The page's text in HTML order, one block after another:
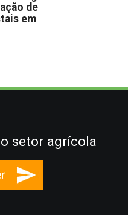
de
em
setor agrícola